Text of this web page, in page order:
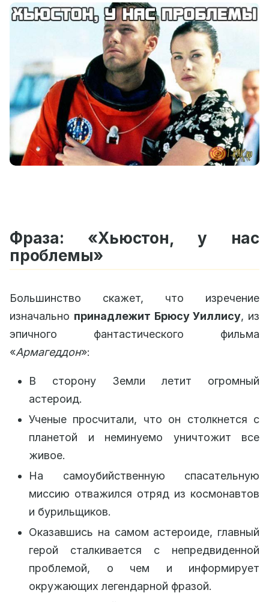
Фраза: «Хьюстон, у нас
проблемы»
Большинство скажет, что изречение
изначально принадлежит Брюсу Уиллису, из
эпичного фантастического фильма
«Армагеддон»:
В сторону Земли летит огромный
астероид.
Ученые просчитали, что он столкнется с
планетой и неминуемо уничтожит все
живое.
На самоубийственную спасательную
миссию отважился отряд из космонавтов
и бурильщиков.
Оказавшись на самом астероиде, главный
герой сталкивается с непредвиденной
проблемой, о чем и информирует
окружающих легендарной фразой.